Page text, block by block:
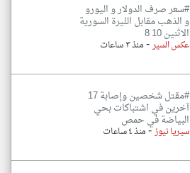
#سعر صرف الدولار و اليورو
و الذهب مقابل الليرة السورية
الاثنين 10 8
عكس السير-منذ ٣ ساعات
#مقتل شخصين وإصابة 17
آخرين في اشتباكات بحي
البياضة في حمص
سيريا نيوز-منذ ٤ ساعات